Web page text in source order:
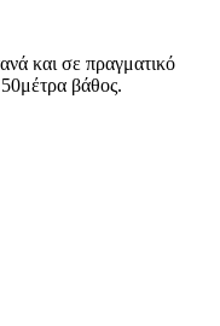
και σε πραγματικό
βάθος.